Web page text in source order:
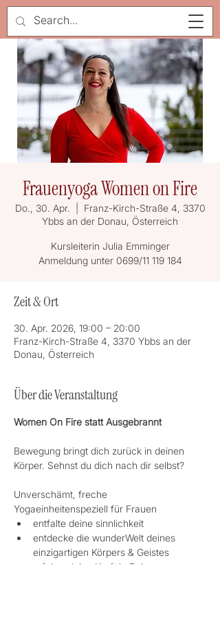
Frauenyoga Women on Fire
Do., 30. Apr.
Franz-Kirch-Straße 4, 3370
Ybbs an der Donau, Österreich
Kursleiterin Julia Emminger
Anmeldung unter 0699/11 119 184
Zeit & Ort
30. Apr. 2026, 19:00 – 20:00
Franz-Kirch-Straße 4, 3370 Ybbs an der
Donau, Österreich
Über die Veranstaltung
Women On Fire statt Ausgebrannt
Bewegung bringt dich zurück in deinen
Körper. Sehnst du dich nach dir selbst?
Unverschämt, freche
Yogaeinheitenspeziell für Frauen
entfalte deine sinnlichkeit
entdecke die wunderWelt deines
einzigartigen Körpers & Geistes
erfahre deine Kraft in Balance